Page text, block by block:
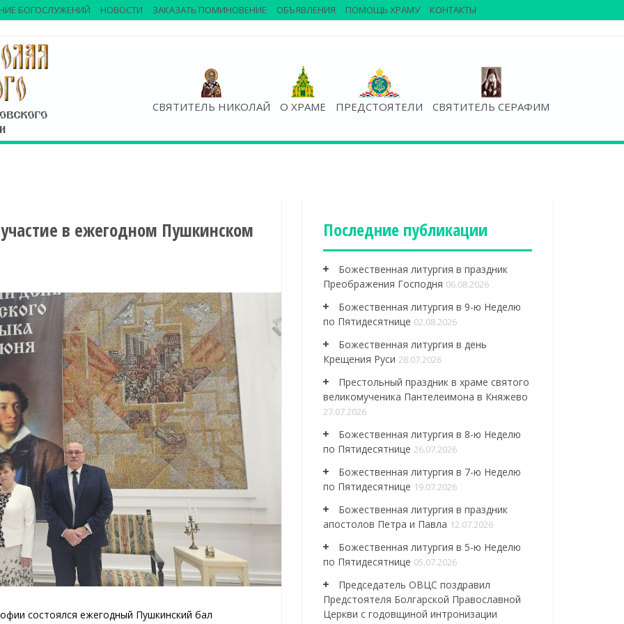
СВЯТИТЕЛЬ НИКОЛАЙ О ХРАМЕ ПРЕДСТОЯТЕЛИ СВЯТИТЕЛЬ СЕРАФИМ
БОГОСЛУЖЕНИЙ НОВОСТИ ЗАКАЗАТЬ ПОМИНОВЕНИЕ ОБЪЯВЛЕНИЯ ПОМОЩЬ ХРАМУ КОНТАКТЫ
в ежегодном Пушкинском
состоялся ежегодный Пушкинский бал
Последние публикации
Божественная литургия в праздник
Преображения Господня 06.08.2026
Божественная литургия в 9-ю Неделю
по Пятидесятнице 02.08.2026
Божественная литургия в день
Крещения Руси 28.07.2026
Престольный праздник в храме святого
великомученика Пантелеимона в Княжево
27.07.2026
Божественная литургия в 8-ю Неделю
по Пятидесятнице 26.07.2026
Божественная литургия в 7-ю Неделю
по Пятидесятнице 19.07.2026
Божественная литургия в праздник
апостолов Петра и Павла 12.07.2026
Божественная литургия в 5-ю Неделю
по Пятидесятнице 05.07.2026
Председатель ОВЦС поздравил
Предстоятеля Болгарской Православной
Церкви с годовщиной интронизации